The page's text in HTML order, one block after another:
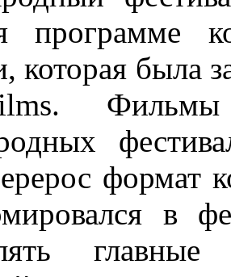
программе
которая была
Фильмы
формат
в